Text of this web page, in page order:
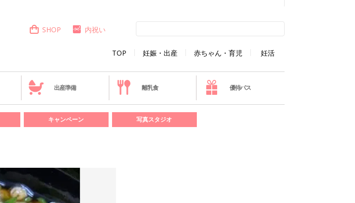
TOP 妊娠・出産 赤ちゃん・育児 妊活
SHOP 内祝い
出産準備 離乳食 優待パス
キャンペーン 写真スタジオ